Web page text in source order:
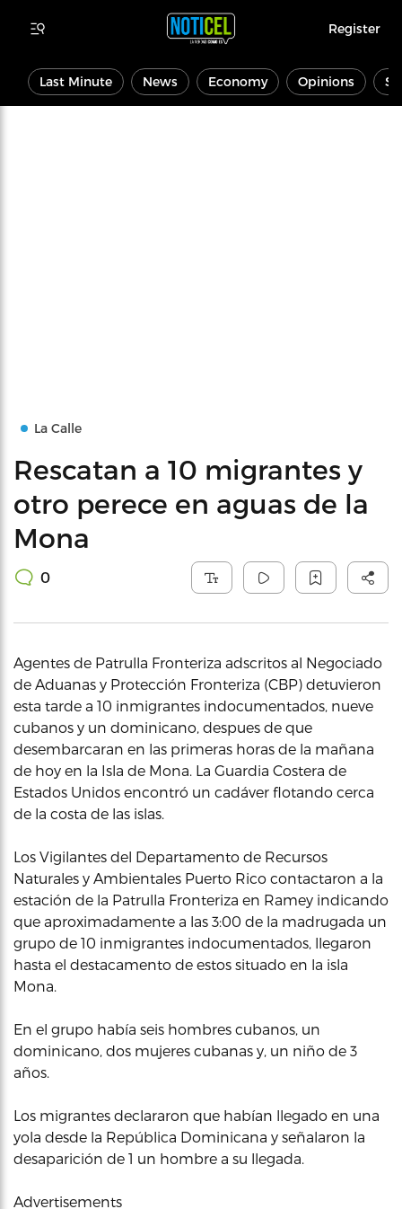
Register
Last Minute News Economy Opinions
La Calle
Rescatan a 10 migrantes y
otro perece en aguas de la
Mona
0
Agentes de Patrulla Fronteriza adscritos al Negociado
de Aduanas y Protección Fronteriza (CBP) detuvieron
esta tarde a 10 inmigrantes indocumentados, nueve
cubanos y un dominicano, despues de que
desembarcaran en las primeras horas de la mañana
de hoy en la Isla de Mona. La Guardia Costera de
Estados Unidos encontró un cadáver flotando cerca
de la costa de las islas.
Los Vigilantes del Departamento de Recursos
Naturales y Ambientales Puerto Rico contactaron a la
estación de la Patrulla Fronteriza en Ramey indicando
que aproximadamente a las 3:00 de la madrugada un
grupo de 10 inmigrantes indocumentados, llegaron
hasta el destacamento de estos situado en la isla
Mona.
En el grupo había seis hombres cubanos, un
dominicano, dos mujeres cubanas y, un niño de 3
años.
Los migrantes declararon que habían llegado en una
yola desde la República Dominicana y señalaron la
desaparición de 1 un hombre a su llegada.
Advertisements